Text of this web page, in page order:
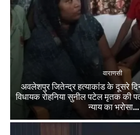
वाराणसी
अवलेशपुर जितेन्द्र हत्याकांड के दूसरे
विधायक रोहनिया सुनील पटेल मृतक की
न्याय का भरोसा...